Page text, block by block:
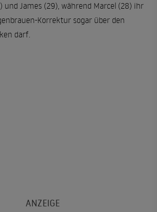
und James (29), während Marcel (28) ihr
Korrektur sogar über den
darf.